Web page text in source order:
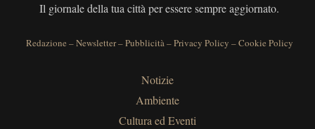
Il giornale della tua città per essere sempre aggiornato.
Redazione –Newsletter–Pubblicità–Privacy Policy –Cookie Policy
Notizie
Ambiente
Cultura ed Eventi